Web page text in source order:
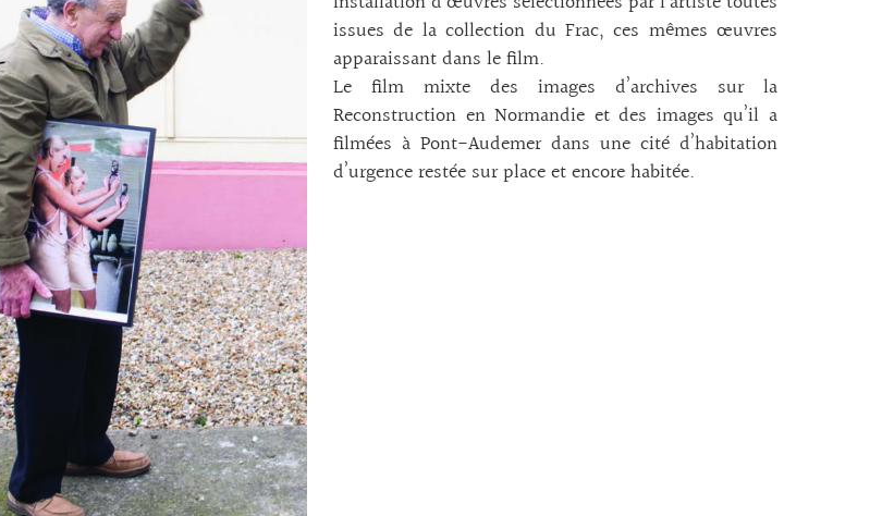
issues de la collection du Frac, ces mêmes œuvres
apparaissant dans le film.
Le film mixte des images d’archives sur la
Reconstruction en Normandie et des images qu’il a
filmées à Pont-Audemer dans une cité d’habitation
d’urgence restée sur place et encore habitée.